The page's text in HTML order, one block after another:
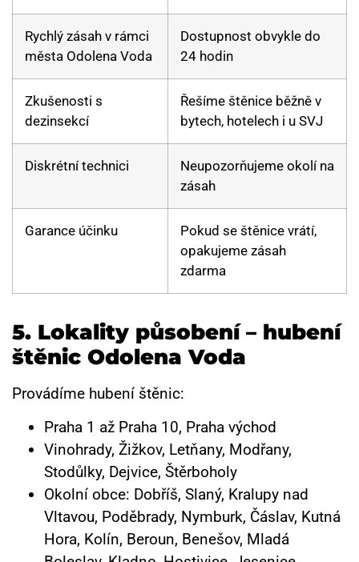
Rychlý zásah v rámci
města Odolena Voda
Dostupnost obvykle do
24 hodin
Zkušenosti s
dezinsekcí
Řešíme štěnice běžně v
bytech, hotelech i u SVJ
Diskrétní technici
Neupozorňujeme okolí na
zásah
Garance účinku
Pokud se štěnice vrátí,
opakujeme zásah
zdarma
5. Lokality působení – hubení
štěnic Odolena Voda
Provádíme hubení štěnic:
Praha 1 až Praha 10, Praha východ
Vinohrady, Žižkov, Letňany, Modřany,
Stodůlky, Dejvice, Štěrboholy
Okolní obce: Dobříš, Slaný, Kralupy nad
Vltavou, Poděbrady, Nymburk, Čáslav, Kutná
Hora, Kolín, Beroun, Benešov, Mladá